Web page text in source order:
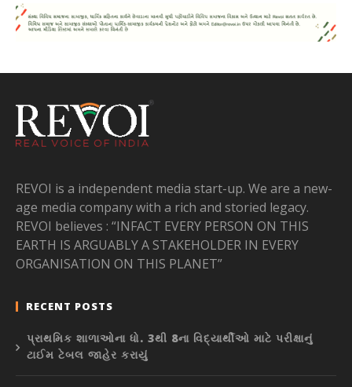
REVOI is a independent media start-up. We are a new-
age media company with a rich and storied legacy.
REVOI believes : “INFACT EVERY PERSON ON THIS
EARTH IS ARGUABLY A STAKEHOLDER IN EVERY
ORGANISATION ON THIS PLANET”
RECENT POSTS
પ્રાથમિક શાળાઓના ધો. 3થી 8ના વિદ્યાર્થીઓ માટે પરીક્ષાનું
ટાઈમ ટેબલ જાહેર કરાયું